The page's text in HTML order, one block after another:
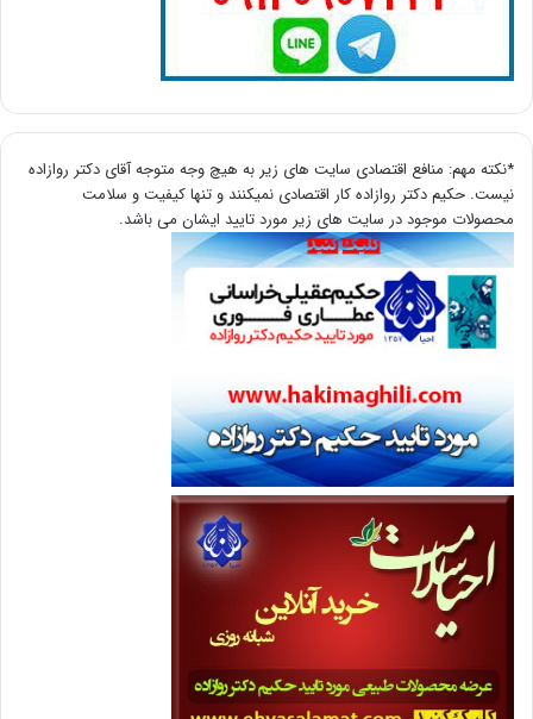
*نکته مهم: منافع اقتصادی سایت های زیر به هیچ وجه متوجه آقای دکتر روازاده
نیست. حکیم دکتر روازاده کار اقتصادی نمیکنند و تنها کیفیت و سلامت
محصولات موجود در سایت های زیر مورد تایید ایشان می باشد.